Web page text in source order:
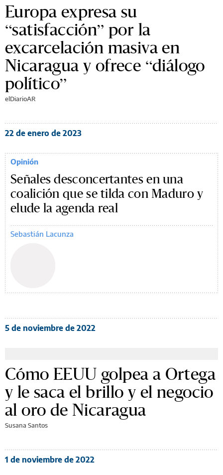
Europa expresa su
“satisfacción” por la
excarcelación masiva en
Nicaragua y ofrece “diálogo
político”
elDiarioAR
22 de enero de 2023
Opinión
Señales desconcertantes en una
coalición que se tilda con Maduro y
elude la agenda real
Sebastián Lacunza
5 de noviembre de 2022
Cómo EEUU golpea a Ortega
y le saca el brillo y el negocio
al oro de Nicaragua
Susana Santos
1 de noviembre de 2022